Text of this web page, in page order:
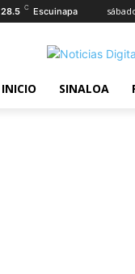
28.5 C Escuinapa
INICIO SINALOA